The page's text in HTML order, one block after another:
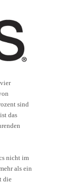
sind
das
nicht im
als ein
die